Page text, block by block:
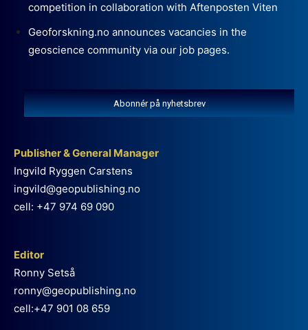
competition in collaboration with Aftenposten Viten
Geoforskning.no announces vacancies in the
geoscience community via our job pages.
Abonnér på nyhetsbrev
Publisher & General Manager
Ingvild Ryggen Carstens
ingvild@geopublishing.no
cell: +47 974 69 090
Editor
Ronny Setså
ronny@geopublishing.no
cell:+47 901 08 659